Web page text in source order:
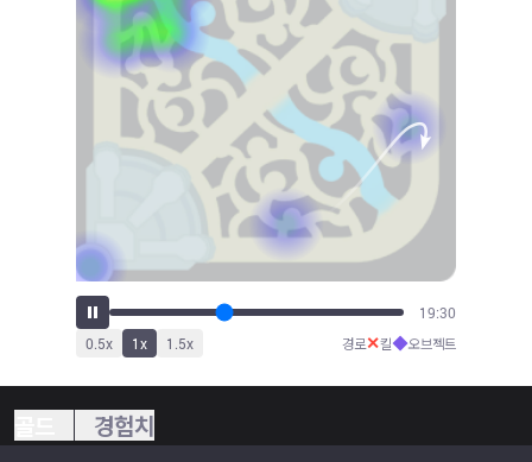
20:59
0.5x 1x 1.5x 경로✕킬◆오브젝트
경험치